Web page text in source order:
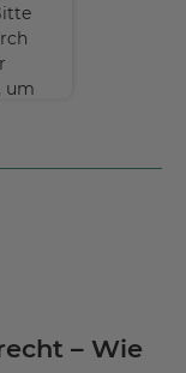
um
– Wie